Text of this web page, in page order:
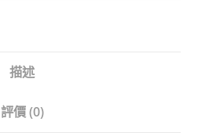
描述
評價 (0)